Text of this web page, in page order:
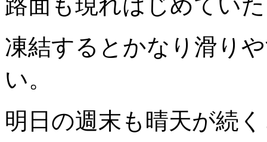
凍結するとかなり滑り
い。
明日の週末も晴天が続